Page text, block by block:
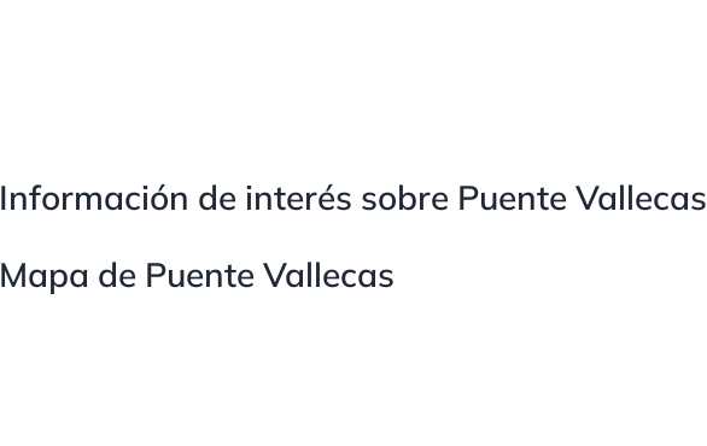
Información de interés sobre Puente Vallecas
Mapa de Puente Vallecas